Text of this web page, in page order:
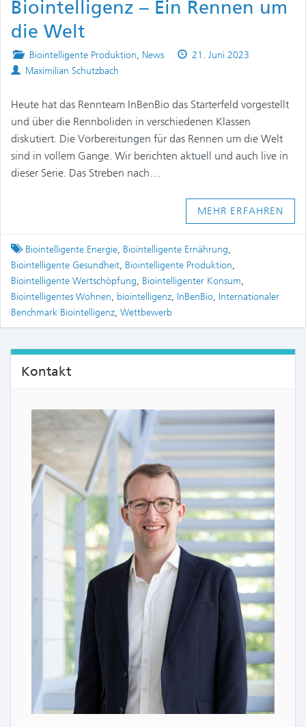
Biointelligenz – Ein Rennen um
die Welt
Posted
in
Biointelligente Produktion, News
Published
21. Juni 2023
Authors
Maximilian Schutzbach
Heute hat das Rennteam InBenBio das Starterfeld vorgestellt
und über die Rennboliden in verschiedenen Klassen
diskutiert. Die Vorbereitungen für das Rennen um die Welt
sind in vollem Gange. Wir berichten aktuell und auch live in
dieser Serie. Das Streben nach…
MEHR ERFAHREN
Tagged
Biointelligente Energie, Biointelligente Ernährung,
Biointelligente Gesundheit, Biointelligente Produktion,
Biointelligente Wertschöpfung, Biointelligenter Konsum,
Biointelligentes Wohnen, biointelligenz, InBenBio, Internationaler
Benchmark Biointelligenz, Wettbewerb
Kontakt